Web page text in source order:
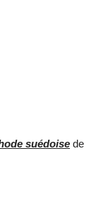
suédoise de